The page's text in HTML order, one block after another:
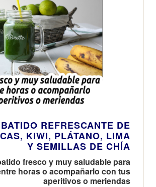
REFRESCANTE DE
KIWI, PLÁTANO, LIMA
Y SEMILLAS DE CHÍA
fresco y muy saludable para
horas o acompañarlo con tus
aperitivos o meriendas